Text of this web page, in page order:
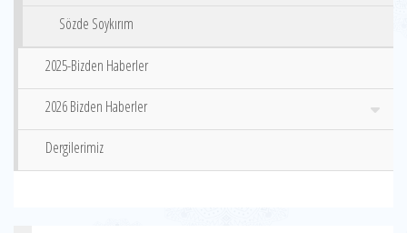
Sözde Soykırım
2025-Bizden Haberler
2026 Bizden Haberler
Dergilerimiz